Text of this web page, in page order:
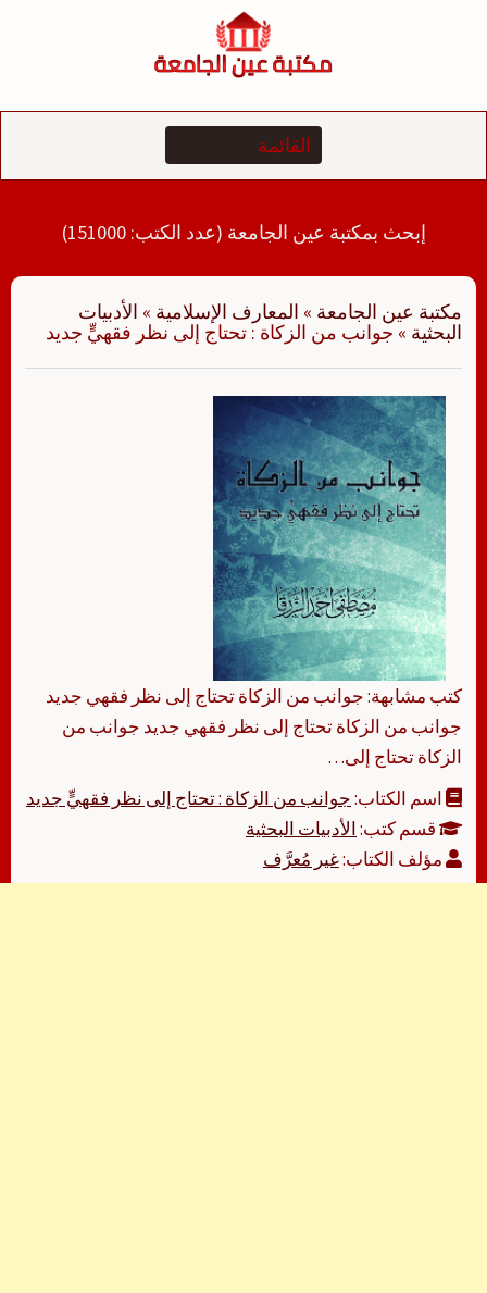
إبحث بمكتبة عين الجامعة (عدد الكتب: 151000)
مكتبة عين الجامعة » المعارف الإسلامية » الأدبيات
البحثية » جوانب من الزكاة : تحتاج إلى نظر فقهيٍّ جديد
كتب مشابهة: جوانب من الزكاة تحتاج إلى نظر فقهي جديد
جوانب من الزكاة تحتاج إلى نظر فقهي جديد جوانب من
الزكاة تحتاج إلى…
اسم الكتاب:جوانب من الزكاة : تحتاج إلى نظر فقهيٍّ جديد
قسم كتب:الأدبيات البحثية
مؤلف الكتاب:غير مُعرَّف